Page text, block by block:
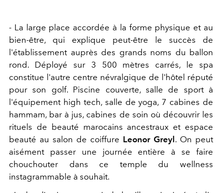
- La large place accordée à la forme physique et au
bien-être, qui explique peut-être le succès de
l'établissement auprès des grands noms du ballon
rond. Déployé sur 3 500 mètres carrés, le spa
constitue l'autre centre névralgique de l'hôtel réputé
pour son golf. Piscine couverte, salle de sport à
l'équipement high tech, salle de yoga, 7 cabines de
hammam, bar à jus, cabines de soin où découvrir les
rituels de beauté marocains ancestraux et espace
beauté au salon de coiffure Leonor Greyl. On peut
aisément passer une journée entière à se faire
chouchouter dans ce temple du wellness
instagrammable à souhait.